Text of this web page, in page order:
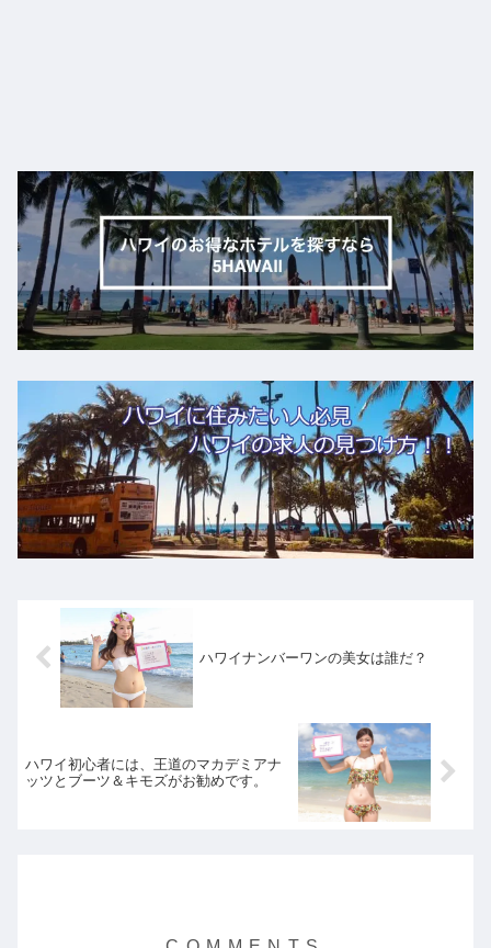
ハワイナンバーワンの美女は誰だ？
ハワイ初心者には、王道のマカデミアナ
ッツとブーツ＆キモズがお勧めです。